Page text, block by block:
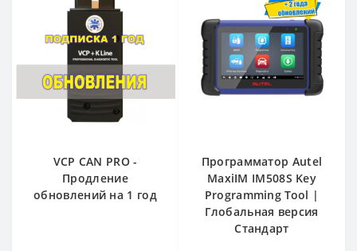
VCP CAN PRO -
Продление
обновлений на 1 год
Программатор Autel
MaxiIM IM508S Key
Programming Tool |
Глобальная версия
Стандарт